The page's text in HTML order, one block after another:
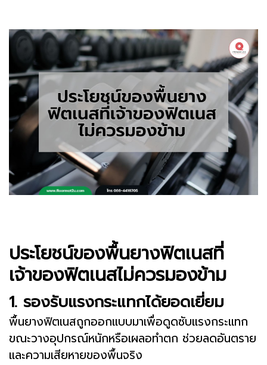
ประโยชน์ของพื้นยางฟิตเนสที่
เจ้าของฟิตเนสไม่ควรมองข้าม
1. รองรับแรงกระแทกได้ยอดเยี่ยม
พื้นยางฟิตเนสถูกออกแบบมาเพื่อดูดซับแรงกระแทก
ขณะวางอุปกรณ์หนักหรือเผลอทำตก ช่วยลดอันตราย
และความเสียหายของพื้นจริง